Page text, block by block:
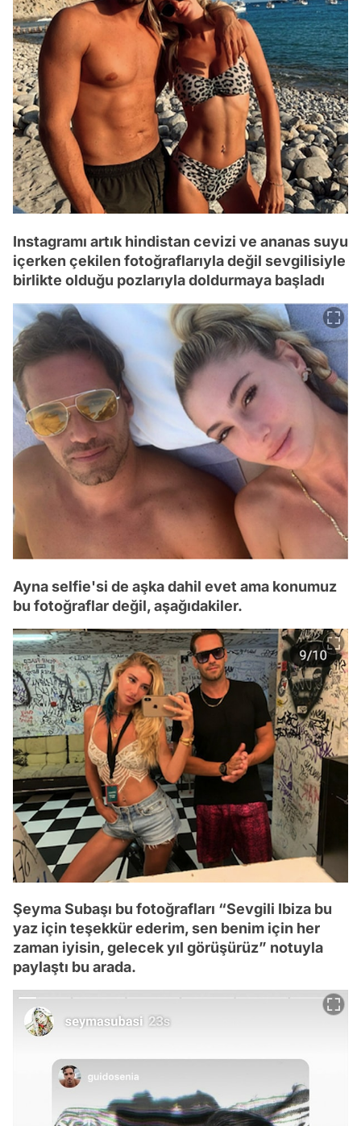
Instagramı artık hindistan cevizi ve ananas suyu
içerken çekilen fotoğraflarıyla değil sevgilisiyle
birlikte olduğu pozlarıyla doldurmaya başladı
Ayna selfie'si de aşka dahil evet ama konumuz
bu fotoğraflar değil, aşağıdakiler.
Şeyma Subaşı bu fotoğrafları “Sevgili Ibiza bu
yaz için teşekkür ederim, sen benim için her
zaman iyisin, gelecek yıl görüşürüz” notuyla
paylaştı bu arada.